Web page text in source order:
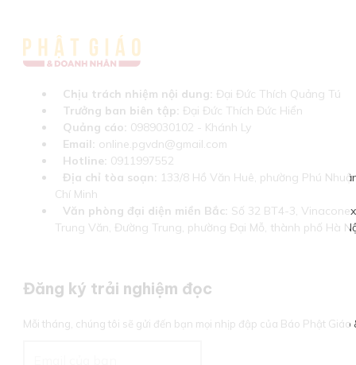
Chịu trách nhiệm nội dung: Đại Đức Thích Quảng Tú
Trưởng ban biên tập: Đại Đức Thích Đức Hiển
Quảng cáo: 0989030102 - Khánh Ly
Email: online.pgvdn@gmail.com
Hotline: 0911997552
Địa chỉ tòa soạn: 133/8 Hồ Văn Huê, phường Phú
Chí Minh
Văn phòng đại diện miền Bắc: Số 32 BT4-3,
Trung Văn, Đường Trung, phường Đại Mỗ, thành phố Hà
Đăng ký trải nghiệm đọc
Mỗi tháng, chúng tôi sẽ gửi đến bạn mọi nhịp đập của Báo Phật Giáo